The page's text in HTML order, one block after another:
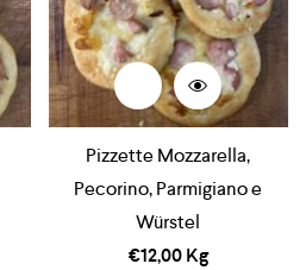
Pizzette Mozzarella,
Pecorino, Parmigiano e
Würstel
€12,00Kg